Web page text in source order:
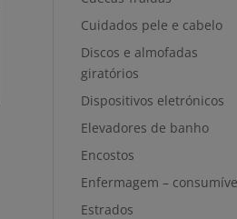
Cuidados pele e cabelo
Discos e almofadas
giratórios
Dispositivos eletrónicos
Elevadores de banho
Encostos
Enfermagem –
Estrados